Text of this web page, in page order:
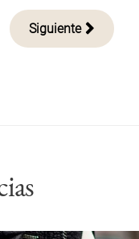
Siguiente